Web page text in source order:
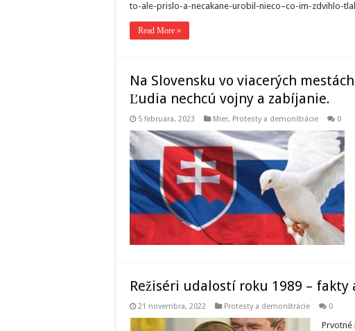
to-ale-prislo-a-necakane-urobil-nieco–co-im-
Read More »
Na Slovensku vo viacerých
Ľudia nechcú vojny a zabíjanie.
5 februára, 2023 Mier, Protesty a demonštrácie 0
Režiséri udalostí roku 1989 – fakty
21 novembra, 2022 Protesty a demonštrácie 0